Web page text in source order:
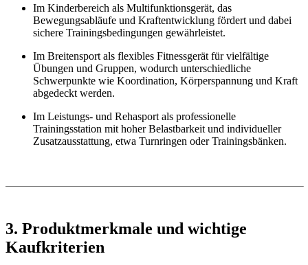
Im Kinderbereich als Multifunktionsgerät, das
Bewegungsabläufe und Kraftentwicklung fördert und dabei
sichere Trainingsbedingungen gewährleistet.
Im Breitensport als flexibles Fitnessgerät für vielfältige
Übungen und Gruppen, wodurch unterschiedliche
Schwerpunkte wie Koordination, Körperspannung und Kraft
abgedeckt werden.
Im Leistungs- und Rehasport als professionelle
Trainingsstation mit hoher Belastbarkeit und individueller
Zusatzausstattung, etwa Turnringen oder Trainingsbänken.
3. Produktmerkmale und wichtige
Kaufkriterien